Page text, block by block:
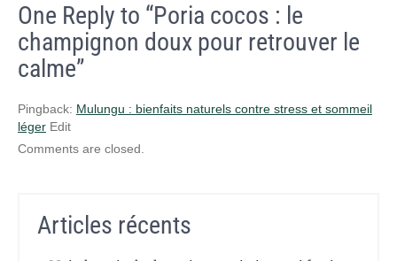
One Reply to “Poria cocos : le
champignon doux pour retrouver le
calme”
Pingback: Mulungu : bienfaits naturels contre stress et sommeil
léger Edit
Comments are closed.
Articles récents